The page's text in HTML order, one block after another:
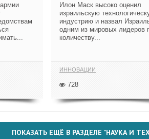
Илон Маск высоко оценил
израильскую
индустрию и назвал
одним из мировых лидеров
количеству...
ИННОВАЦИИ
728
ПОКАЗАТЬ ЕЩЁ В РАЗДЕЛЕ "НАУКА И